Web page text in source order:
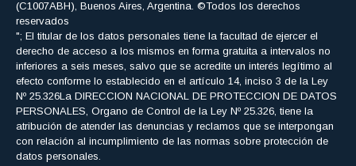
reservados
"; El titular de los datos personales tiene la facultad de ejercer el
derecho de acceso a los mismos en forma gratuita a intervalos no
inferiores a seis meses, salvo que se acredite un interés legítimo al
efecto conforme lo establecido en el artículo 14, inciso 3 de la Ley
Nº 25.326La DIRECCION NACIONAL DE PROTECCION DE DATOS
PERSONALES, Organo de Control de la Ley Nº 25.326, tiene la
atribución de atender las denuncias y reclamos que se interpongan
con relación al incumplimiento de las normas sobre protección de
datos personales.